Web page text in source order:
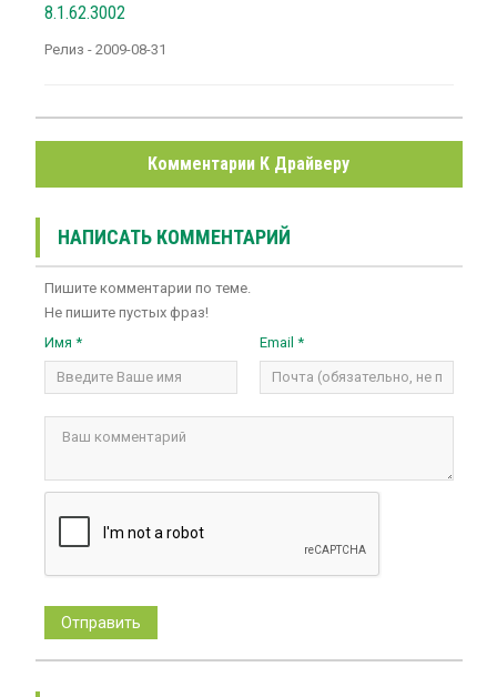
8.1.62.3002
Релиз - 2009-08-31
Комментарии К Драйверу
НАПИСАТЬ КОММЕНТАРИЙ
Пишите комментарии по теме.
Не пишите пустых фраз!
Имя *
Email *